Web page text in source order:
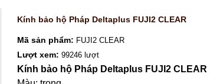
Kính bảo hộ Pháp Deltaplus FUJI2 CLEAR
Mã sản phẩm: FUJI2 CLEAR
Lượt xem: 99246 lượt
Kính bảo hộ Pháp Deltaplus FUJI2 CLEAR